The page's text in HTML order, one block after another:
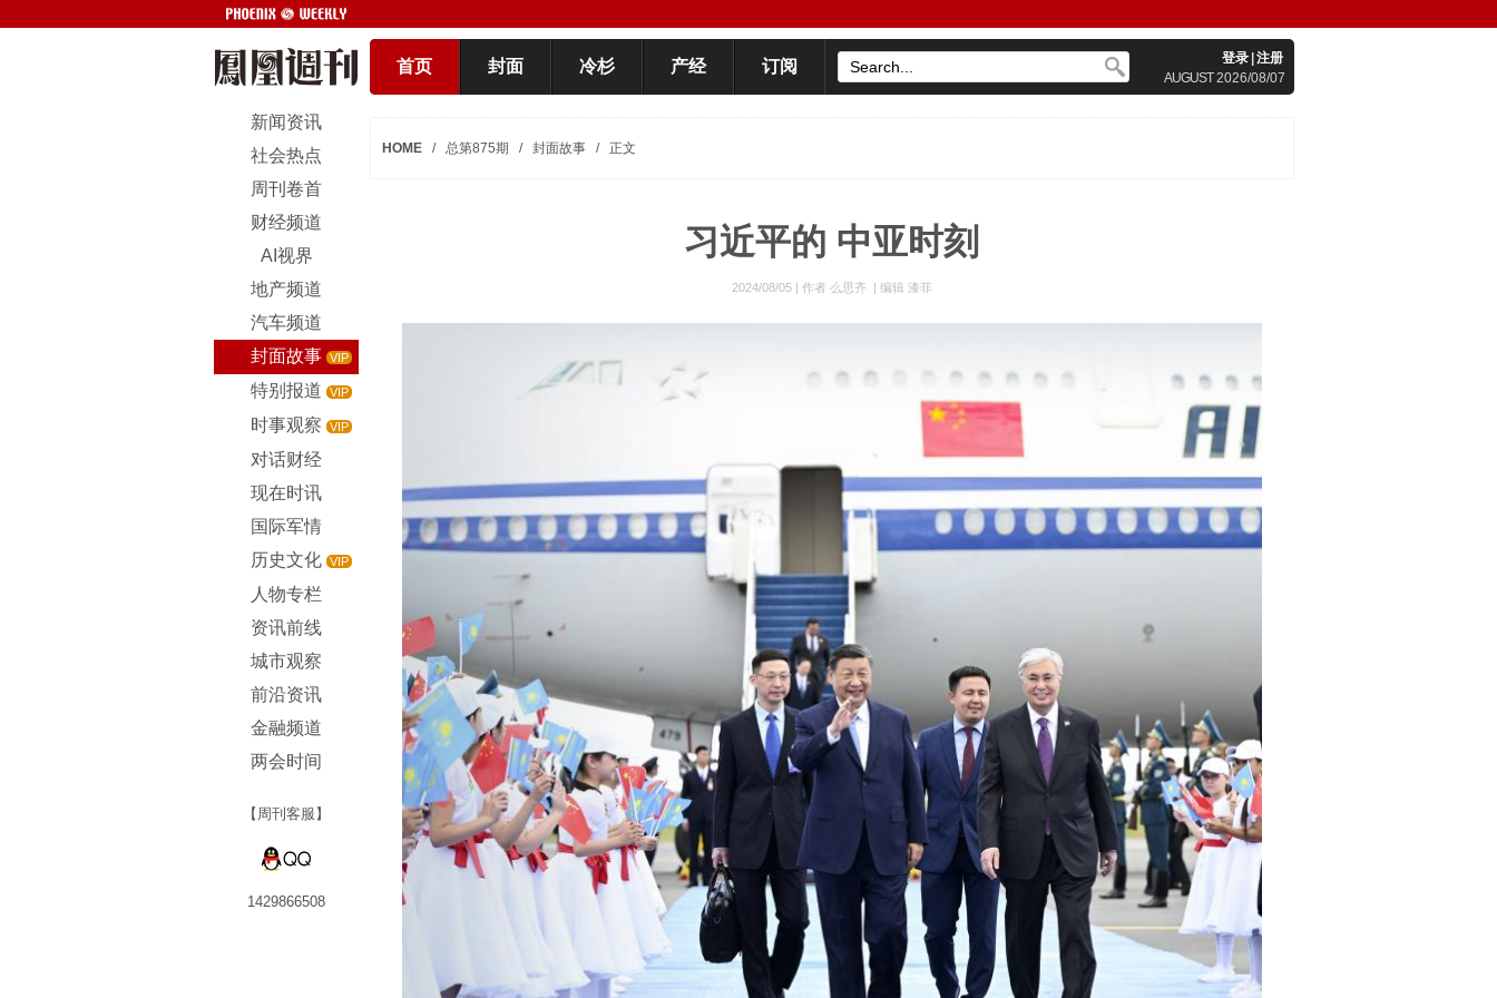
首页 封面 冷杉 产经 订阅 登录 注册
AUGUST2026/08/07
新闻资讯
社会热点
周刊卷首
财经频道
AI视界
地产频道
汽车频道
封面故事 VIP
特别报道 VIP
时事观察 VIP
对话财经
现在时讯
国际军情
历史文化 VIP
人物专栏
资讯前线
城市观察
前沿资讯
金融频道
两会时间
【周刊客服】
1429866508
HOME / 总第875期 / 封面故事 / 正文
习近平的 中亚时刻
2024/08/05 | 作者 么思齐 | 编辑 漆菲